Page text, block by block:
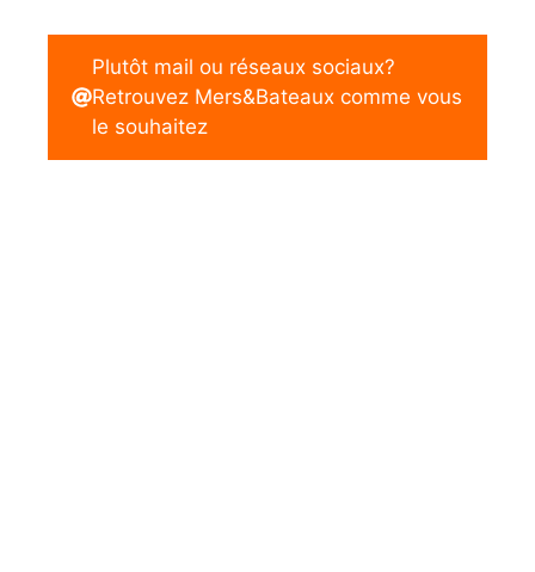
Plutôt mail ou réseaux sociaux?
Retrouvez Mers&Bateaux comme vous
le souhaitez